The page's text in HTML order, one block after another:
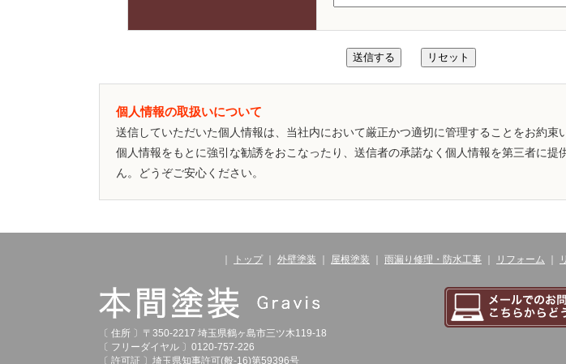
個人情報の取扱いについて
送信していただいた個人情報は、当社内において厳正かつ適切に管理することをお約束
個人情報をもとに強引な勧誘をおこなったり、送信者の承諾なく個人情報を第三者に提
ん。どうぞご安心ください。
トップ 外壁塗装 屋根塗装 雨漏り修理・防水工事 リフォーム
〔 住所 〕〒350-2217 埼玉県鶴ヶ島市三ツ木119-18
〔 フリーダイヤル 〕0120-757-226
〔 許可証 〕埼玉県知事許可(般-16)第59396号